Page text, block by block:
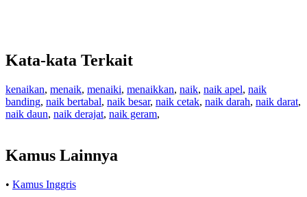
Kata-kata Terkait
kenaikan, menaik, menaiki, menaikkan, naik, naik apel, naik
banding, naik bertabal, naik besar, naik cetak, naik darah, naik darat,
naik daun, naik derajat, naik geram,
Kamus Lainnya
• Kamus Inggris